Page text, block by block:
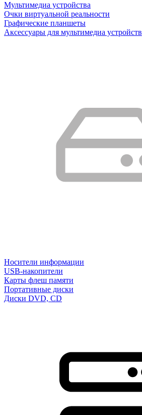
Мультимедиа устройства
Очки виртуальной реальности
Графические планшеты
Аксессуары для мультимедиа устройств
Носители информации
USB-накопители
Карты флеш памяти
Портативные диски
Диски DVD, CD